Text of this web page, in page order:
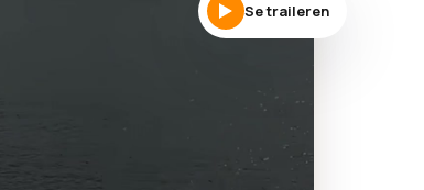
Se traileren